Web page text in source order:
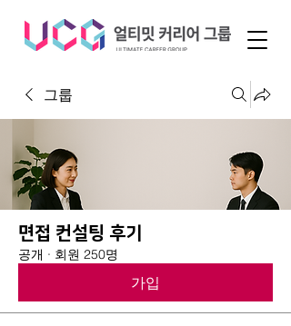
그룹
면접 컨설팅 후기
공개 · 회원 250명
가입